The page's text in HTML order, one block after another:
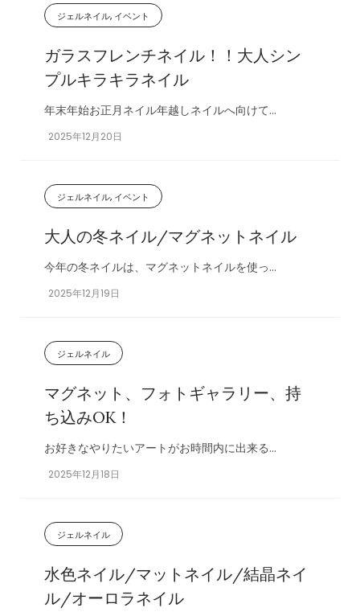
ジェルネイル, イベント
ガラスフレンチネイル！！大人シン
プルキラキラネイル
年末年始お正月ネイル年越しネイルへ向けて...
2025年12月20日
ジェルネイル, イベント
大人の冬ネイル/マグネットネイル
今年の冬ネイルは、マグネットネイルを使っ...
2025年12月19日
ジェルネイル
マグネット、フォトギャラリー、持
ち込みOK！
お好きなやりたいアートがお時間内に出来る...
2025年12月18日
ジェルネイル
水色ネイル/マットネイル/結晶ネイ
ル/オーロラネイル